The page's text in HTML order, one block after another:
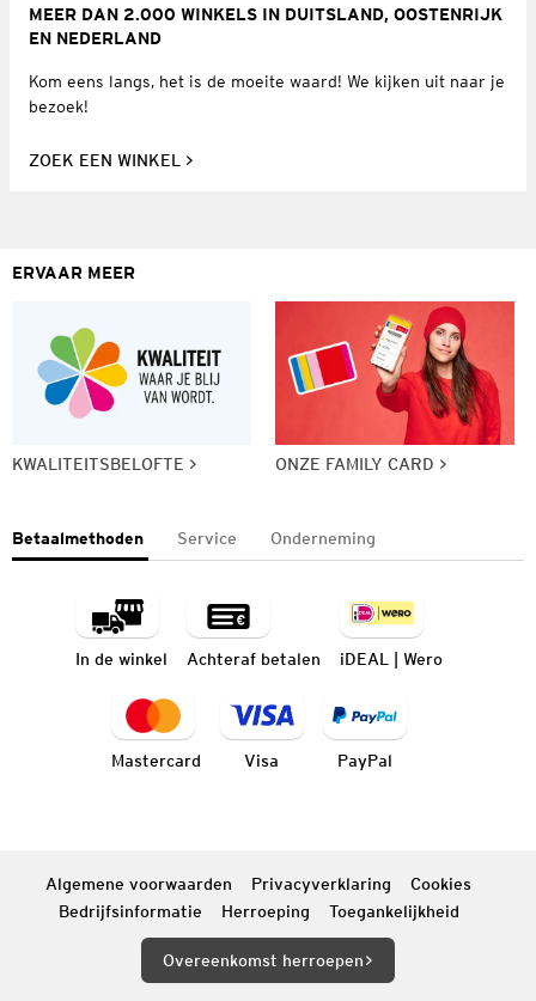
MEER DAN 2.000 WINKELS IN DUITSLAND, OOSTENRIJK
EN NEDERLAND
Kom eens langs, het is de moeite waard! We kijken uit naar je
bezoek!
ZOEK EEN WINKEL
ERVAAR MEER
KWALITEITSBELOFTE ONZE FAMILY CARD
Betaalmethoden Service Onderneming
In de winkel Achteraf betalen iDEAL | Wero
Mastercard Visa PayPal
Algemene voorwaarden Privacyverklaring
Cookies
Bedrijfsinformatie
Herroeping Toegankelijkheid
Overeenkomst herroepen